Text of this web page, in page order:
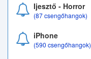
Ijesztő - Horror
(87 csengőhangok)
iPhone
(590 csengőhangok)